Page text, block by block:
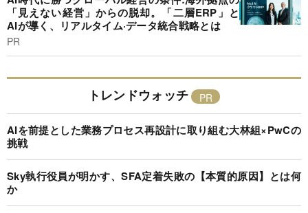
「見えない経営」からの脱却。「二層ERP」と
AIが導く、リアルタイム·データ統合戦略とは
PR
トレンドウォッチ
AIを前提とした業務プロセス再設計に取り組む大林組×PwCの
挑戦
Sky執行役員が明かす、SFA定着失敗の【本質的原因】とは何
か